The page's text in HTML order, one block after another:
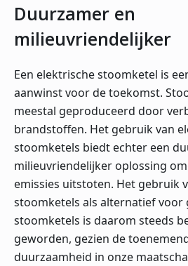
Duurzamer en
milieuvriendelijker
Een elektrische stoomketel is
aanwinst voor de toekomst.
meestal geproduceerd door
brandstoffen. Het gebruik van
stoomketels biedt echter een
milieuvriendelijker oplossing
emissies uitstoten. Het gebruik
stoomketels als alternatief voor
stoomketels is daarom steeds
geworden, gezien de
duurzaamheid in onze